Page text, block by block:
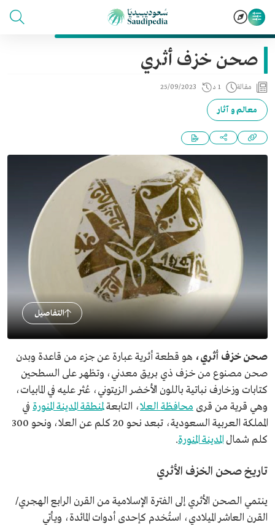
صحن خزف أثري
مقالة 1 د 25/09/2023
معالم و آثار
التفاصيل
صحن خزف أثري، هو قطعة أثرية عبارة عن جزء من قاعدة وبدن
صحن مصنوع من خزف ذي بريق معدني، وتظهر على السطحين
كتابات وزخارف نباتية باللون الأخضر الزيتوني، عُثر عليه في المابيات،
وهي قرية من قرى محافظة العلا، التابعةلمنطقة المدينة المنورة في
المملكة العربية السعودية، تبعد نحو 20 كلم عن العلا، ونحو 300
كلم شمالالمدينة المنورة.
تاريخ صحن الخزف الأثري
ينتمي الصحن الأثري إلى الفترة الإسلامية من القرن الرابع الهجري/
القرن العاشر الميلادي، استُخدم كإحدى أدوات المائدة، ويأتي